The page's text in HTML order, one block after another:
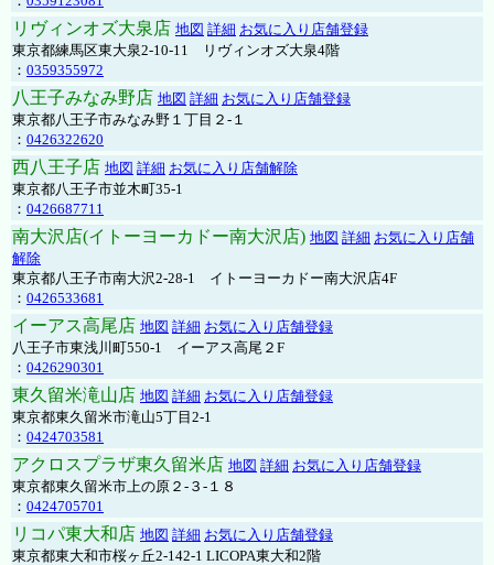
リヴィンオズ大泉店 地図 詳細 お気に入り店舗登録
東京都練馬区東大泉2-10-11 リヴィンオズ大泉4階
： 0359355972
八王子みなみ野店 地図 詳細 お気に入り店舗登録
東京都八王子市みなみ野１丁目２-１
： 0426322620
西八王子店 地図 詳細 お気に入り店舗解除
東京都八王子市並木町35-1
： 0426687711
南大沢店(イトーヨーカドー南大沢店) 地図 詳細 お気に入り店舗
解除
東京都八王子市南大沢2-28-1 イトーヨーカドー南大沢店4F
： 0426533681
イーアス高尾店 地図 詳細 お気に入り店舗登録
八王子市東浅川町550-1 イーアス高尾２F
： 0426290301
東久留米滝山店 地図 詳細 お気に入り店舗登録
東京都東久留米市滝山5丁目2-1
： 0424703581
アクロスプラザ東久留米店 地図 詳細 お気に入り店舗登録
東京都東久留米市上の原２-３-１８
： 0424705701
リコパ東大和店 地図 詳細 お気に入り店舗登録
東京都東大和市桜ヶ丘2-142-1 LICOPA東大和2階